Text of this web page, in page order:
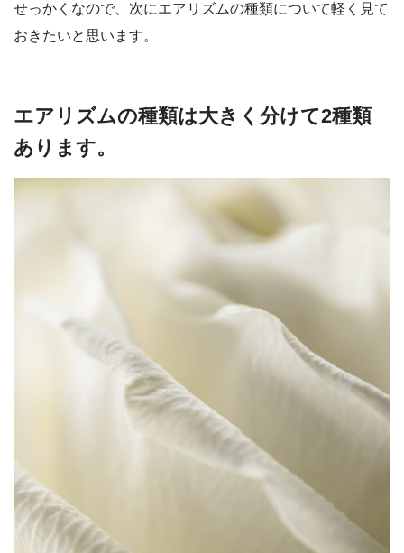
せっかくなので、次にエアリズムの種類について軽く見て
おきたいと思います。
エアリズムの種類は大きく分けて2種類
あります。